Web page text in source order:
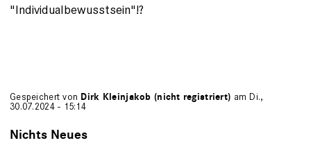
"Individualbewusstsein"!?
Gespeichert von Dirk Kleinjakob (nicht registriert) am Di.,
30.07.2024 - 15:14
Nichts Neues